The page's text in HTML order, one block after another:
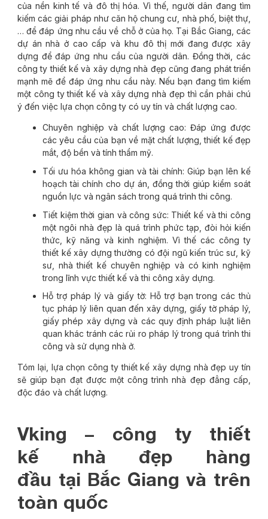
của nền kinh tế và đô thị hóa. Vì thế, người dân đang tìm
kiếm các giải pháp như căn hộ chung cư, nhà phố, biệt thự,
… để đáp ứng nhu cầu về chỗ ở của họ. Tại Bắc Giang, các
dự án nhà ở cao cấp và khu đô thị mới đang được xây
dựng để đáp ứng nhu cầu của người dân. Đồng thời, các
công ty thiết kế và xây dựng nhà đẹp cũng đang phát triển
mạnh mẽ để đáp ứng nhu cầu này. Nếu bạn đang tìm kiếm
một công ty thiết kế và xây dựng nhà đẹp thì cần phải chú
ý đến việc lựa chọn công ty có uy tín và chất lượng cao.
Chuyên nghiệp và chất lượng cao: Đáp ứng được
các yêu cầu của bạn về mặt chất lượng, thiết kế đẹp
mắt, độ bền và tính thẩm mỹ.
Tối ưu hóa không gian và tài chính: Giúp bạn lên kế
hoạch tài chính cho dự án, đồng thời giúp kiểm soát
nguồn lực và ngân sách trong quá trình thi công.
Tiết kiệm thời gian và công sức: Thiết kế và thi công
một ngôi nhà đẹp là quá trình phức tạp, đòi hỏi kiến
thức, kỹ năng và kinh nghiệm. Vì thế các công ty
thiết kế xây dựng thường có đội ngũ kiến trúc sư, kỹ
sư, nhà thiết kế chuyên nghiệp và có kinh nghiệm
trong lĩnh vực thiết kế và thi công xây dựng.
Hỗ trợ pháp lý và giấy tờ: Hỗ trợ bạn trong các thủ
tục pháp lý liên quan đến xây dựng, giấy tờ pháp lý,
giấy phép xây dựng và các quy định pháp luật liên
quan khác tránh các rủi ro pháp lý trong quá trình thi
công và sử dụng nhà ở.
Tóm lại, lựa chọn công ty thiết kế xây dựng nhà đẹp uy tín
sẽ giúp bạn đạt được một công trình nhà đẹp đẳng cấp,
độc đáo và chất lượng.
Vking – công ty thiết
kế nhà đẹp hàng
đầu tại Bắc Giang và trên
toàn quốc